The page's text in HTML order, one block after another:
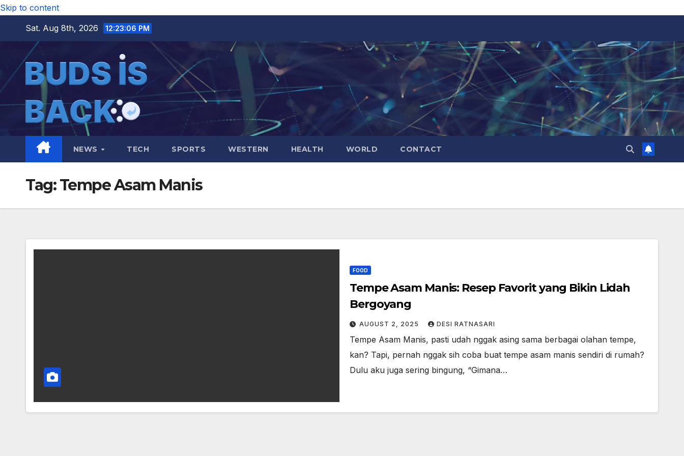
Skip to content
Sat. Aug 8th, 2026
12:23:06 PM
NEWS TECH SPORTS WESTERN HEALTH WORLD CONTACT
Tag:Tempe Asam Manis
FOOD
Tempe Asam Manis: Resep Favorit yang Bikin Lidah
Bergoyang
AUGUST 2, 2025 DESI RATNASARI
Tempe Asam Manis, pasti udah nggak asing sama berbagai olahan tempe,
kan? Tapi, pernah nggak sih coba buat tempe asam manis sendiri di rumah?
Dulu aku juga sering bingung, “Gimana…